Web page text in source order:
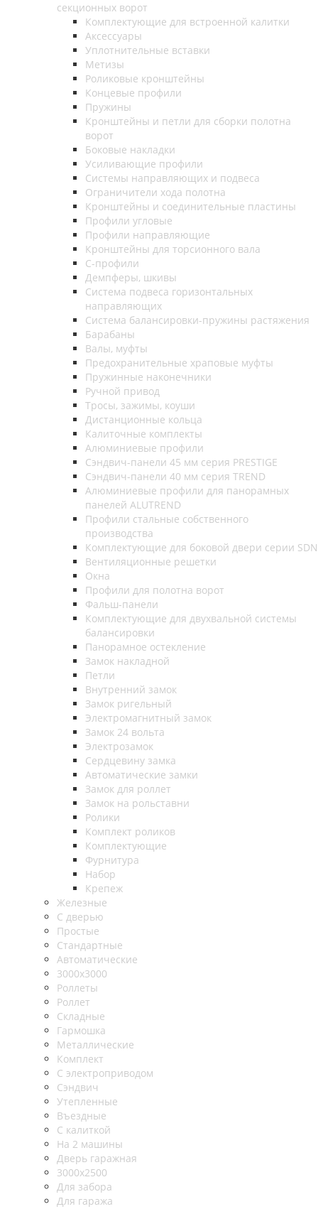
секционных ворот
Комплектующие для встроенной калитки
Аксессуары
Уплотнительные вставки
Метизы
Роликовые кронштейны
Концевые профили
Пружины
Кронштейны и петли для сборки полотна
ворот
Боковые накладки
Усиливающие профили
Системы направляющих и подвеса
Ограничители хода полотна
Кронштейны и соединительные пластины
Профили угловые
Профили направляющие
Кронштейны для торсионного вала
С-профили
Демпферы, шкивы
Система подвеса горизонтальных
направляющих
Система балансировки-пружины растяжения
Барабаны
Валы, муфты
Предохранительные храповые муфты
Пружинные наконечники
Ручной привод
Тросы, зажимы, коуши
Дистанционные кольца
Калиточные комплекты
Алюминиевые профили
Сэндвич-панели 45 мм серия PRESTIGE
Сэндвич-панели 40 мм серия TREND
Алюминиевые профили для панорамных
панелей ALUTREND
Профили стальные собственного
производства
Комплектующие для боковой двери серии SDN
Вентиляционные решетки
Окна
Профили для полотна ворот
Фальш-панели
Комплектующие для двухвальной системы
балансировки
Панорамное остекление
Замок накладной
Петли
Внутренний замок
Замок ригельный
Электромагнитный замок
Замок 24 вольта
Электрозамок
Сердцевину замка
Автоматические замки
Замок для роллет
Замок на рольставни
Ролики
Комплект роликов
Комплектующие
Фурнитура
Набор
Крепеж
Железные
С дверью
Простые
Стандартные
Автоматические
3000х3000
Роллеты
Роллет
Складные
Гармошка
Металлические
Комплект
С электроприводом
Сэндвич
Утепленные
Въездные
С калиткой
На 2 машины
Дверь гаражная
3000х2500
Для забора
Для гаража